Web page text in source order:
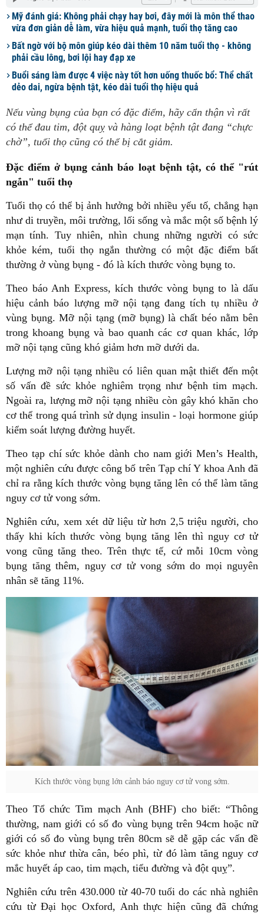
Mỹ đánh giá: Không phải chạy hay bơi, đây mới là môn thể thao
vừa đơn giản dễ làm, vừa hiệu quả mạnh, tuổi thọ tăng cao
Bất ngờ với bộ môn giúp kéo dài thêm 10 năm tuổi thọ - không
phải cầu lông, bơi lội hay đạp xe
Buổi sáng làm được 4 việc này tốt hơn uống thuốc bổ: Thể chất
dẻo dai, ngừa bệnh tật, kéo dài tuổi thọ hiệu quả
Nếu vùng bụng của bạn có đặc điểm, hãy cẩn thận vì rất
có thể đau tim, đột quỵ và hàng loạt bệnh tật đang “chực
chờ”, tuổi thọ cũng có thể bị cắt giảm.
Đặc điểm ở bụng cảnh báo loạt bệnh tật, có thể "rút
ngắn" tuổi thọ
Tuổi thọ có thể bị ảnh hưởng bởi nhiều yếu tố, chẳng hạn
như di truyền, môi trường, lối sống và mắc một số bệnh lý
mạn tính. Tuy nhiên, nhìn chung những người có sức
khỏe kém, tuổi thọ ngắn thường có một đặc điểm bất
thường ở vùng bụng - đó là kích thước vòng bụng to.
Theo báo Anh Express, kích thước vòng bụng to là dấu
hiệu cảnh báo lượng mỡ nội tạng đang tích tụ nhiều ở
vùng bụng. Mỡ nội tạng (mỡ bụng) là chất béo nằm bên
trong khoang bụng và bao quanh các cơ quan khác, lớp
mỡ nội tạng cũng khó giảm hơn mỡ dưới da.
Lượng mỡ nội tạng nhiều có liên quan mật thiết đến một
số vấn đề sức khỏe nghiêm trọng như bệnh tim mạch.
Ngoài ra, lượng mỡ nội tạng nhiều còn gây khó khăn cho
cơ thể trong quá trình sử dụng insulin - loại hormone giúp
kiểm soát lượng đường huyết.
Theo tạp chí sức khỏe dành cho nam giới Men’s Health,
một nghiên cứu được công bố trên Tạp chí Y khoa Anh đã
chỉ ra rằng kích thước vòng bụng tăng lên có thể làm tăng
nguy cơ tử vong sớm.
Nghiên cứu, xem xét dữ liệu từ hơn 2,5 triệu người, cho
thấy khi kích thước vòng bụng tăng lên thì nguy cơ tử
vong cũng tăng theo. Trên thực tế, cứ mỗi 10cm vòng
bụng tăng thêm, nguy cơ tử vong sớm do mọi nguyên
nhân sẽ tăng 11%.
Kích thước vòng bụng lớn cảnh báo nguy cơ tử vong sớm.
Theo Tổ chức Tim mạch Anh (BHF) cho biết: “Thông
thường, nam giới có số đo vùng bụng trên 94cm hoặc nữ
giới có số đo vùng bụng trên 80cm sẽ dễ gặp các vấn đề
sức khỏe như thừa cân, béo phì, từ đó làm tăng nguy cơ
mắc huyết áp cao, tim mạch, tiểu đường và đột quỵ”.
Nghiên cứu trên 430.000 từ 40-70 tuổi do các nhà nghiên
cứu từ Đại học Oxford, Anh thực hiện cũng đã chứng